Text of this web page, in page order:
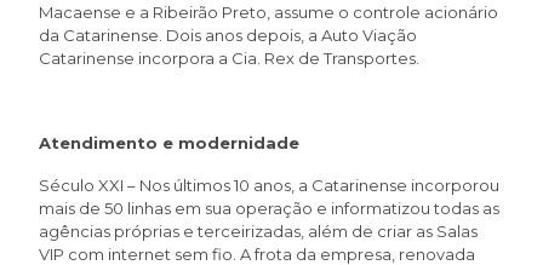
Macaense e a Ribeirão Preto, assume o controle acionário
da Catarinense. Dois anos depois, a Auto Viação
Catarinense incorpora a Cia. Rex de Transportes.
Atendimento e modernidade
Século XXI – Nos últimos 10 anos, a Catarinense incorporou
mais de 50 linhas em sua operação e informatizou todas as
agências próprias e terceirizadas, além de criar as Salas
VIP com internet sem fio. A frota da empresa, renovada